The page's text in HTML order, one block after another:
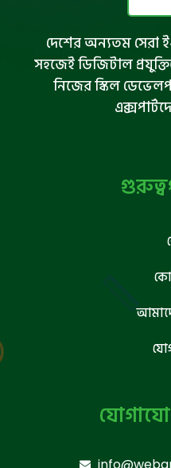
দেশের অন্যতম সেরা
সহজেই ডিজিটাল
নিজের স্কিল